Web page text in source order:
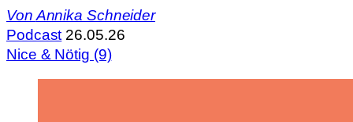
VonAnnika Schneider
Podcast 26.05.26
Nice & Nötig (9)